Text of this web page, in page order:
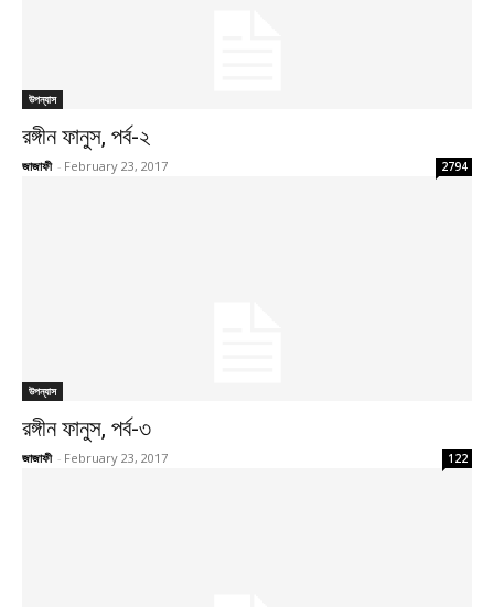
উপন্যাস
রঙ্গীন ফানুস, পর্ব-২
জাজাফী - February 23, 2017 2794
উপন্যাস
রঙ্গীন ফানুস, পর্ব-৩
জাজাফী - February 23, 2017 122